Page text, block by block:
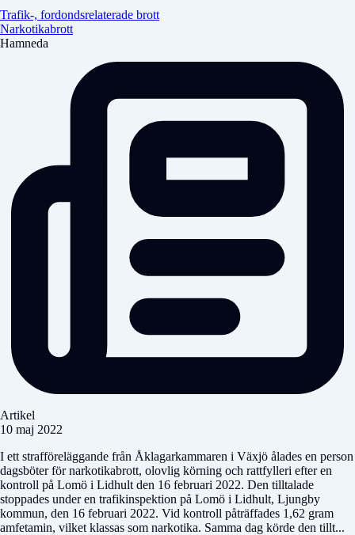
Trafik-, fordondsrelaterade brott
Narkotikabrott
Hamneda
Artikel
10 maj 2022
I ett strafföreläggande från Åklagarkammaren i Växjö ålades en person
dagsböter för narkotikabrott, olovlig körning och rattfylleri efter en
kontroll på Lomö i Lidhult den 16 februari 2022. Den tilltalade
stoppades under en trafikinspektion på Lomö i Lidhult, Ljungby
kommun, den 16 februari 2022. Vid kontroll påträffades 1,62 gram
amfetamin, vilket klassas som narkotika. Samma dag körde den tillt...